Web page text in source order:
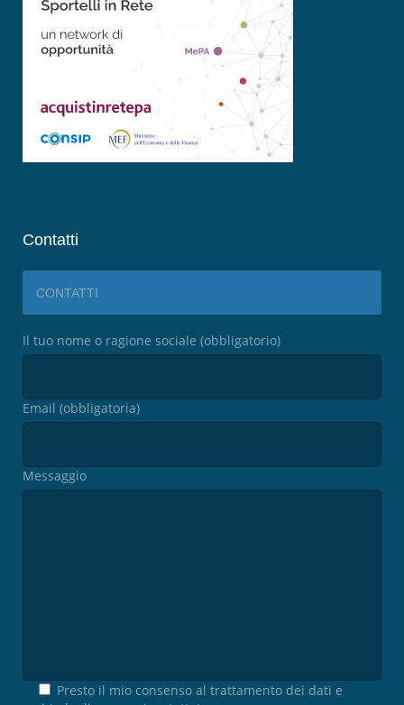
Contatti
CONTATTI
Il tuo nome o ragione sociale (obbligatorio)
Email (obbligatoria)
Messaggio
Presto il mio consenso al trattamento dei dati e